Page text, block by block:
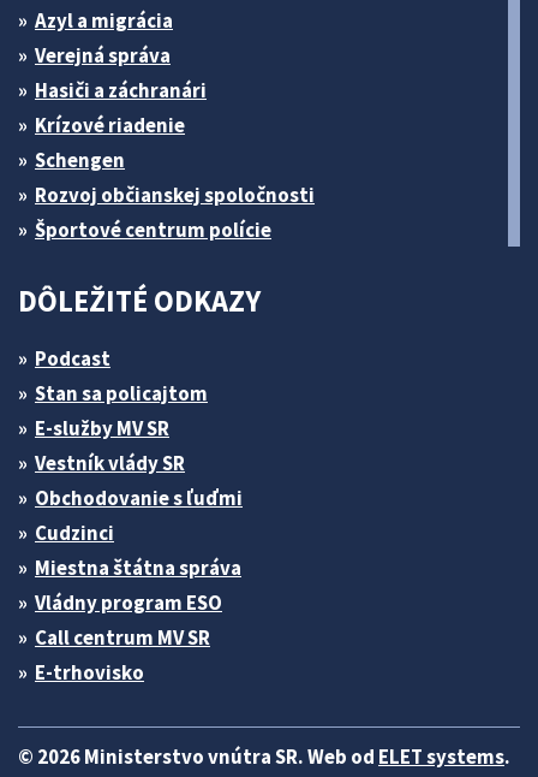
Azyl a migrácia
Verejná správa
Hasiči a záchranári
Krízové riadenie
Schengen
Rozvoj občianskej spoločnosti
Športové centrum polície
DÔLEŽITÉ ODKAZY
Podcast
Stan sa policajtom
E-služby MV SR
Vestník vlády SR
Obchodovanie s ľuďmi
Cudzinci
Miestna štátna správa
Vládny program ESO
Call centrum MV SR
E-trhovisko
© 2026 Ministerstvo vnútra SR. Web od ELET systems.